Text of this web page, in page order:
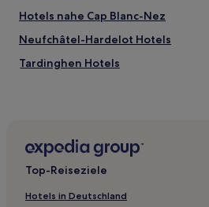
Hotels nahe Cap Blanc-Nez
Neufchâtel-Hardelot Hotels
Tardinghen Hotels
Wirwignes Hotels
Nortkerque Hotels
Top-Reiseziele
Hotels in Deutschland